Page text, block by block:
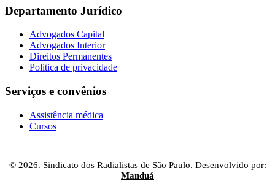
Departamento Jurídico
Advogados Capital
Advogados Interior
Direitos Permanentes
Politica de privacidade
Serviços e convênios
Assistência médica
Cursos
© 2026. Sindicato dos Radialistas de São Paulo. Desenvolvido por:
Manduá